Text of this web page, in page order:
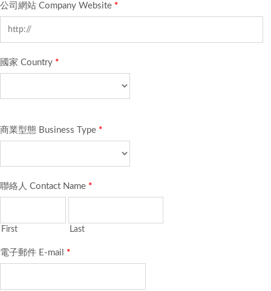
公司網站 Company Website *
國家 Country *
商業型態 Business Type *
聯絡人 Contact Name *
First Last
電子郵件 E-mail *